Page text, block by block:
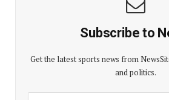
Subscribe to
Get the latest sports news from
and politics.